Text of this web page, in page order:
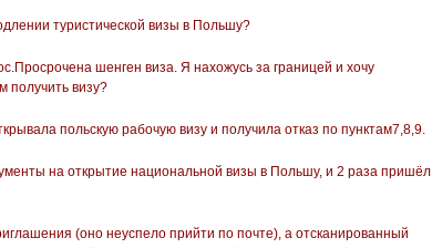
туристической визы в Польшу?
шенген виза. Я нахожусь за границей и хочу
получить визу?
польскую рабочую визу и получила отказ по пунктам7,8,9.
на открытие национальной визы в Польшу, и 2 раза пришёл
(оно неуспело прийти по почте), а отсканированный